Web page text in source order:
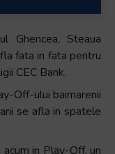
Ghencea, Steaua
fata in fata pentru
CEC Bank.
Off-ului baimarenii
se afla in spatele
in Play-Off, un